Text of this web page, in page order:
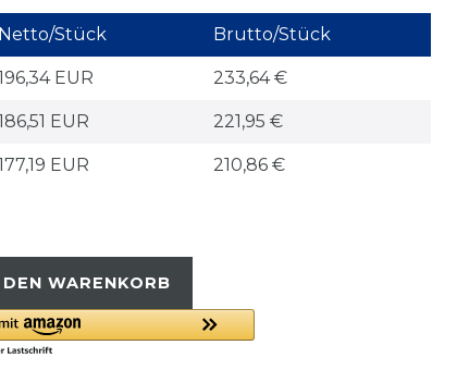
Netto/Stück Brutto/Stück
EUR 233,64 €
EUR 221,95 €
EUR 210,86 €
DEN WARENKORB